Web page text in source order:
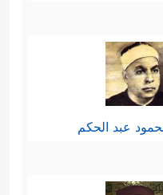
عبد الحكم